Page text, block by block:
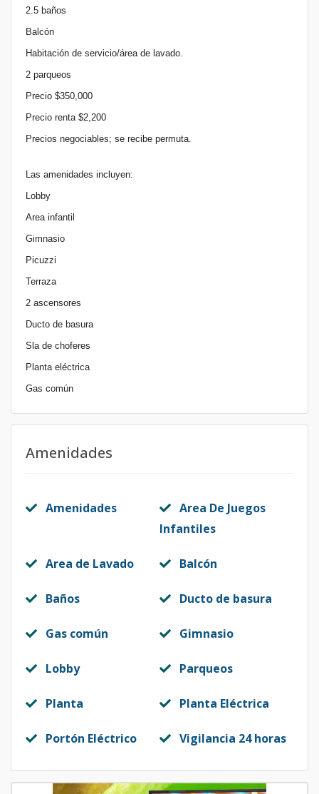
2.5 baños
Balcón
Habitación de servicio/área de lavado.
2 parqueos
Precio $350,000
Precio renta $2,200
Precios negociables; se recibe permuta.
Las amenidades incluyen:
Lobby
Area infantil
Gimnasio
Picuzzi
Terraza
2 ascensores
Ducto de basura
Sla de choferes
Planta eléctrica
Gas común
Amenidades
Amenidades
Area De Juegos
Infantiles
Area de Lavado Balcón
Baños Ducto de basura
Gas común Gimnasio
Lobby Parqueos
Planta Planta Eléctrica
Portón Eléctrico Vigilancia 24 horas